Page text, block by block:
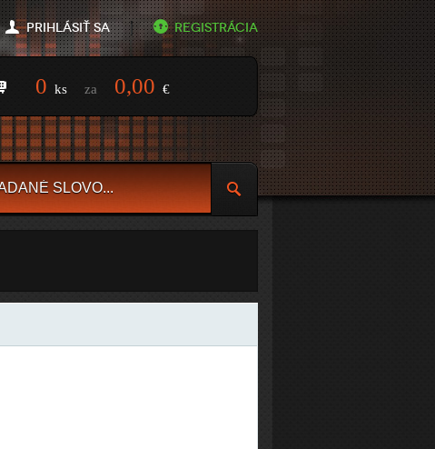
Prihlásiť sa
Registrácia
0 ks za 0,00 €